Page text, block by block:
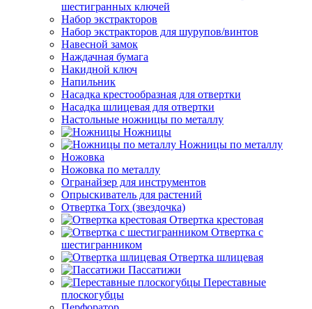
шестигранных ключей
Набор экстракторов
Набор экстракторов для шурупов/винтов
Навесной замок
Наждачная бумага
Накидной ключ
Напильник
Насадка крестообразная для отвертки
Насадка шлицевая для отвертки
Настольные ножницы по металлу
Ножницы
Ножницы по металлу
Ножовка
Ножовка по металлу
Огранайзер для инструментов
Опрыскиватель для растений
Отвертка Torx (звездочка)
Отвертка крестовая
Отвертка с
шестигранником
Отвертка шлицевая
Пассатижи
Переставные
плоскогубцы